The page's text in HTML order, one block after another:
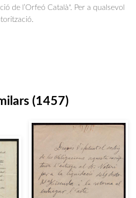
de l’Orfeó Català". Per a qualsevol
(1457)